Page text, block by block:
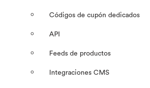
Códigos de cupón dedicados
API
Feeds de productos
Integraciones CMS